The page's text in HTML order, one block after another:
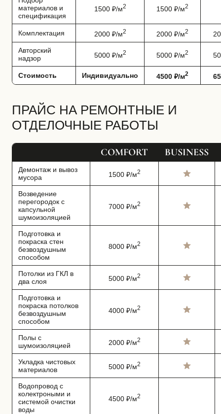
Стоимость Индивидуально 4500 ₽/м2
материалов и
спецификация
1500 ₽/м2 1500 ₽/м2
Комплектация 2000 ₽/м2 2000 ₽/м2
Авторский
надзор
5000 ₽/м2 5000 ₽/м2
ПРАЙС НА РЕМОНТНЫЕ И
ОТДЕЛОЧНЫЕ РАБОТЫ
COMFORT BUSINESS
Демонтаж и вывоз
мусора
1500 ₽/м2
Возведение
перегородок с
капсульной
шумоизоляцией
7000 ₽/м2
Подготовка и
покраска стен
безвоздушным
способом
8000 ₽/м2
Потолки из ГКЛ в
два слоя
5000 ₽/м2
Подготовка и
покраска потолков
безвоздушным
способом
4000 ₽/м2
Полы с
шумоизоляцией
2000 ₽/м2
Укладка чистовых
материалов
5000 ₽/м2
Водопровод с
колектроными и
системой очистки
воды
4500 ₽/м2